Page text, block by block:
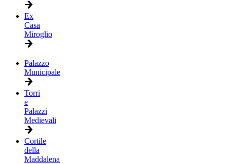
Ex
Casa
Miroglio
Palazzo
Municipale
Torri
e
Palazzi
Medievali
Cortile
della
Maddalena